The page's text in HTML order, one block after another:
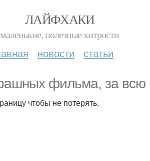
ЛАЙФХАКИ
маленькие, полезные хитрости
новости статьи
фильма, за всю
чтобы не потерять.